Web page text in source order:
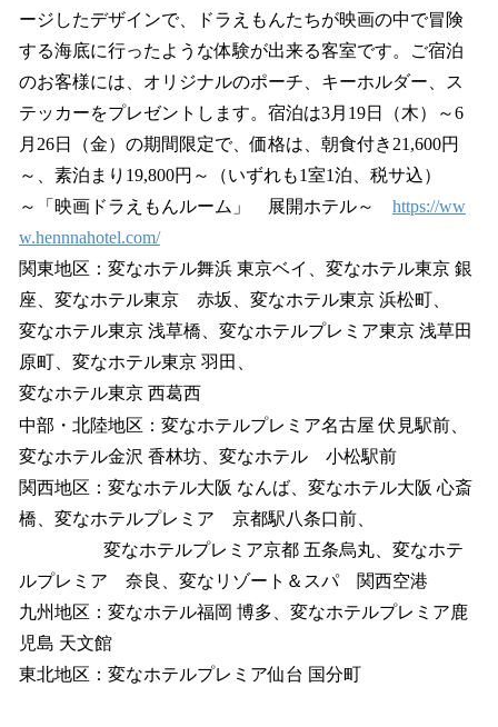
ージしたデザインで、ドラえもんたちが映画の中で冒険
する海底に行ったような体験が出来る客室です。ご宿泊
のお客様には、オリジナルのポーチ、キーホルダー、ス
テッカーをプレゼントします。宿泊は3月19日（木）～6
月26日（金）の期間限定で、価格は、朝食付き21,600円
～、素泊まり19,800円～（いずれも1室1泊、税サ込）
～「映画ドラえもんルーム」 展開ホテル～ https://ww
w.hennnahotel.com/
関東地区：変なホテル舞浜 東京ベイ、変なホテル東京 銀
座、変なホテル東京 赤坂、変なホテル東京 浜松町、
変なホテル東京 浅草橋、変なホテルプレミア東京 浅草田
原町、変なホテル東京 羽田、
変なホテル東京 西葛西
中部・北陸地区：変なホテルプレミア名古屋 伏見駅前、
変なホテル金沢 香林坊、変なホテル 小松駅前
関西地区：変なホテル大阪 なんば、変なホテル大阪 心斎
橋、変なホテルプレミア 京都駅八条口前、
変なホテルプレミア京都 五条烏丸、変なホテ
ルプレミア 奈良、変なリゾート＆スパ 関西空港
九州地区：変なホテル福岡 博多、変なホテルプレミア鹿
児島 天文館
東北地区：変なホテルプレミア仙台 国分町